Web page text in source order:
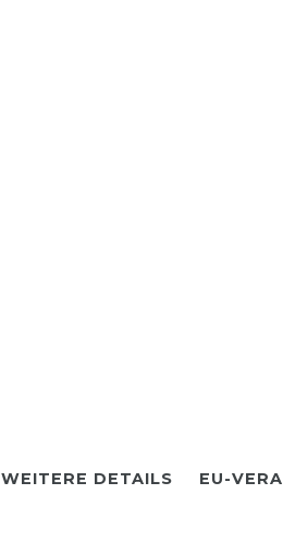
WEITERE DETAILS EU-